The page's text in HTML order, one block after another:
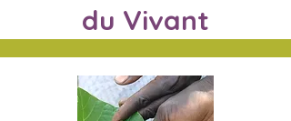
du Vivant